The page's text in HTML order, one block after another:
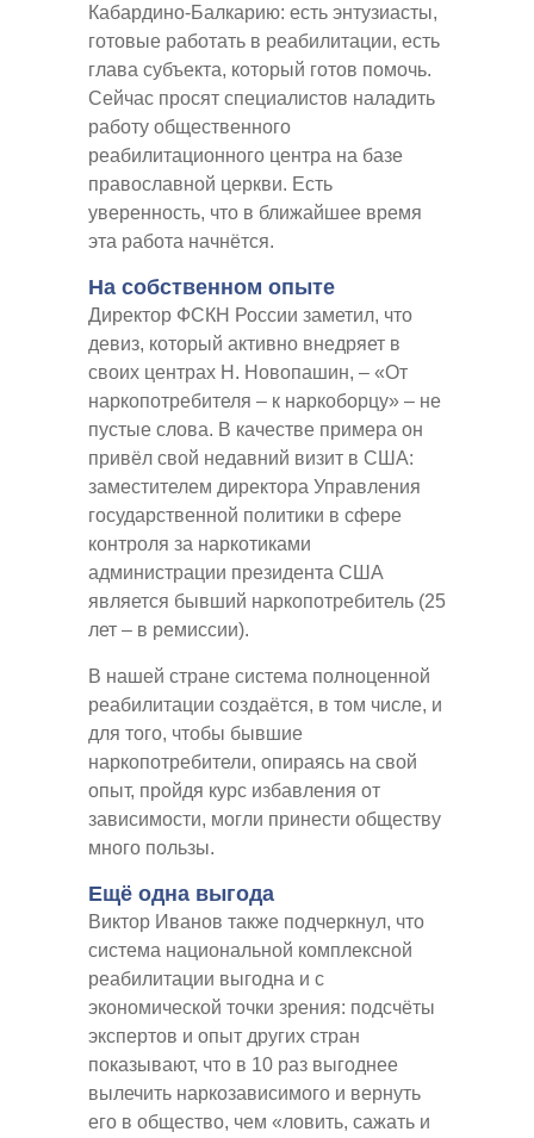
Кабардино-Балкарию: есть энтузиасты,
готовые работать в реабилитации, есть
глава субъекта, который готов помочь.
Сейчас просят специалистов наладить
работу общественного
реабилитационного центра на базе
православной церкви. Есть
уверенность, что в ближайшее время
эта работа начнётся.
На собственном опыте
Директор ФСКН России заметил, что
девиз, который активно внедряет в
своих центрах Н. Новопашин, – «От
наркопотребителя – к наркоборцу» – не
пустые слова. В качестве примера он
привёл свой недавний визит в США:
заместителем директора Управления
государственной политики в сфере
контроля за наркотиками
администрации президента США
является бывший наркопотребитель (25
лет – в ремиссии).
В нашей стране система полноценной
реабилитации создаётся, в том числе, и
для того, чтобы бывшие
наркопотребители, опираясь на свой
опыт, пройдя курс избавления от
зависимости, могли принести обществу
много пользы.
Ещё одна выгода
Виктор Иванов также подчеркнул, что
система национальной комплексной
реабилитации выгодна и с
экономической точки зрения: подсчёты
экспертов и опыт других стран
показывают, что в 10 раз выгоднее
вылечить наркозависимого и вернуть
его в общество, чем «ловить, сажать и